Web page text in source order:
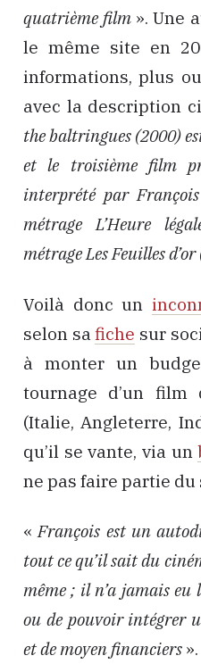
quatrième film ». Une
le même site en
informations, plus
avec la description
the baltringues (2000)
et le troisième film
interprété par
métrage L’Heure
métrage Les Feuilles
Voilà donc un
selon safiche sur
à monter un
tournage d’un film
(Italie, Angleterre,
qu’il se vante, via un
ne pas faire partie
«François est un
tout ce qu’il sait du
même ; il n’a jamais eu
ou de pouvoir intégrer
et de moyen financiers ».